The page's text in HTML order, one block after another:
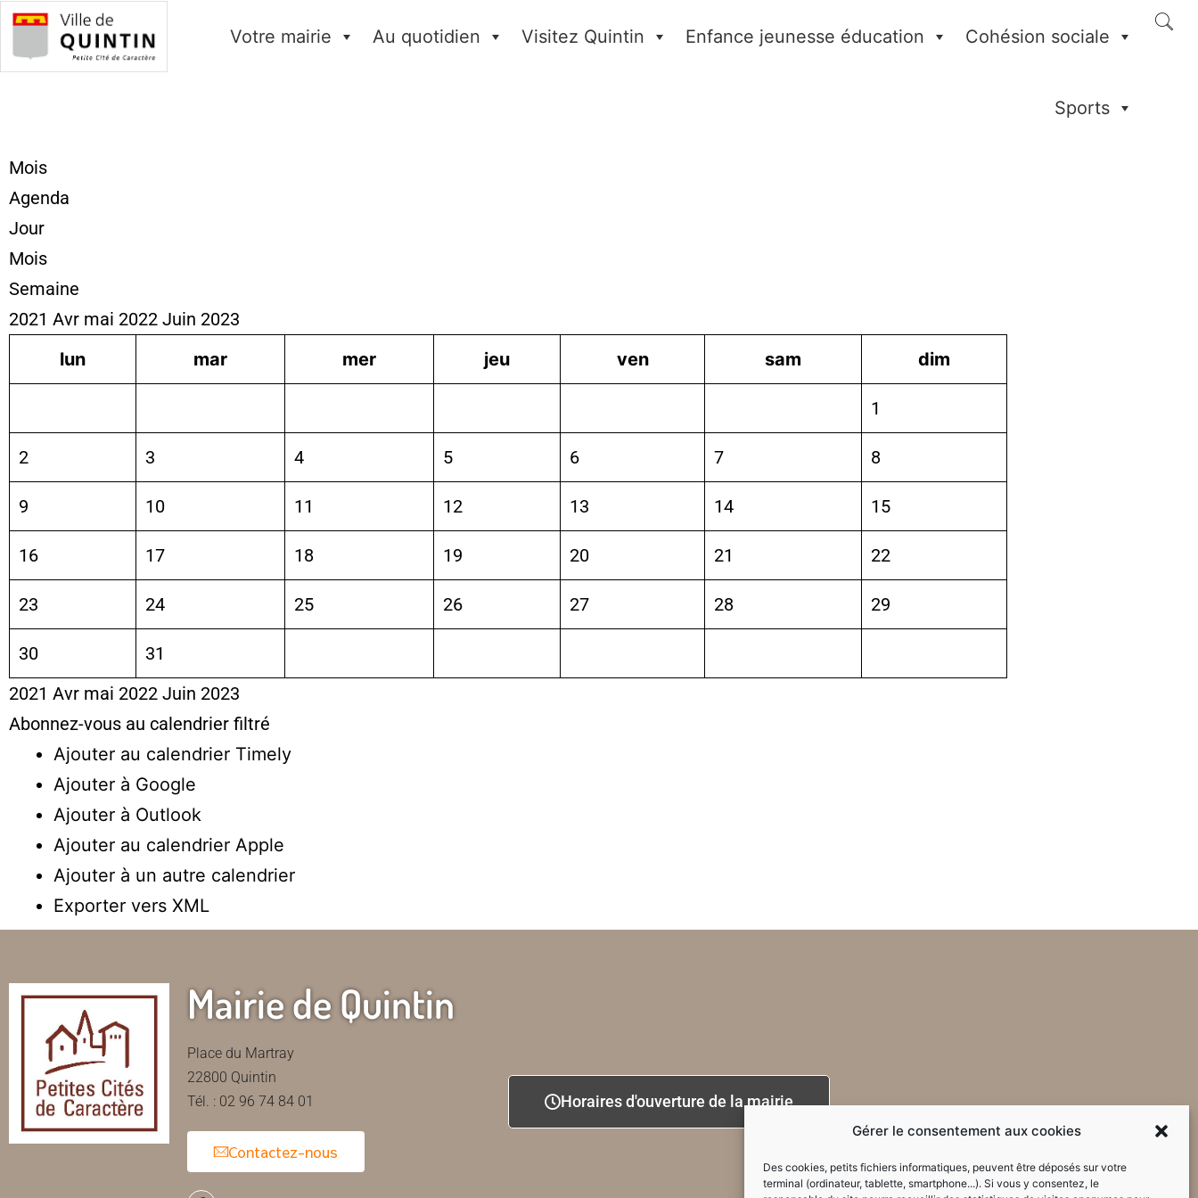
Gérer le consentement aux cookies
Des cookies, petits fichiers informatiques, peuvent être déposés sur votre
terminal (ordinateur, tablette, smartphone...). Si vous y consentez, le
Votre mairie Au quotidien Visitez Quintin Enfance jeunesse éducation Cohésion sociale
Sports
Mois
Agenda
Jour
Mois
Semaine
2021 Avr mai 2022 Juin 2023
lun
mar mer jeu ven sam dim
1
2 3 4 5 6 7 8
9 10 11 12 13 14 15
16 17 18 19 20 21 22
23 24 25 26 27 28 29
30
31
2021 Avr mai 2022 Juin 2023
Abonnez-vous au calendrier filtré
Ajouter au calendrier Timely
Ajouter à Google
Ajouter à Outlook
Ajouter au calendrier Apple
Ajouter à un autre calendrier
Exporter vers XML
Mairie de Quintin
Place du Martray
22800 Quintin
Tél. : 02 96 74 84 01
Contactez-nous
Horaires d'ouverture de la mairie